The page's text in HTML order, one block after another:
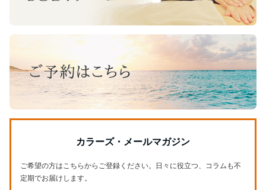
カラーズ・メールマガジン
ご希望の方はこちらからご登録ください。日々に役立つ、コラムも不
定期でお届けします。